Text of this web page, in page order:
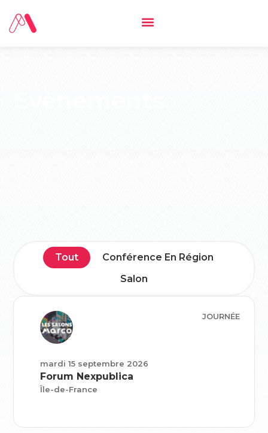
Conférence En Région
Salon
Tout
JOURNÉE
mardi 15 septembre 2026
Forum Nexpublica
Île-de-France